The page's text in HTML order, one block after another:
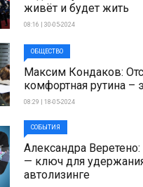
живёт и будет жить
08:16 | 30-05-2024
ОБЩЕСТВО
Максим Кондаков:
комфортная рутина –
08:29 | 18-05-2024
СОБЫТИЯ
Александра
— ключ для
автолизинге